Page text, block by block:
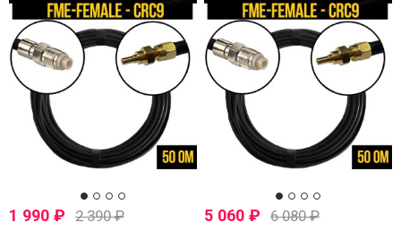
1 990 ₽ 2 390₽ 5 060₽ 6 080₽